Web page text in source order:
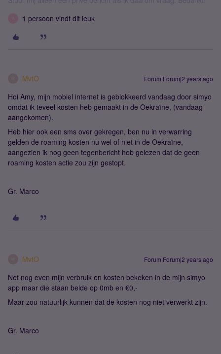
1 persoon vindt dit leuk
MvtO Forum|Forum|2 years ago
Hoi Amy, mijn mobiel internet is geblokkeerd vandaag door simyo
omdat ik teveel kosten heb gemaakt in de Oekraïne, (vandaag
aangekomen).
Heb hier ook een sms over gekregen, ben nu in verwarring
gelden de roaming kosten nu wel of niet in de Oekraïne,
aangezien ik nog geen tegenbericht heb gelezen dat de geen
roaming kosten actie zou zijn gestopt.
Gr. Marco
MvtO Forum|Forum|2 years ago
Net nog even mijn verbruik en kosten bekeken in de mijn simyo
app maar die staan beide op 0mb en €0,-
Maar zou natuurlijk kunnen dat de kosten nog niet verwerkt zijn.
Gr. Marco